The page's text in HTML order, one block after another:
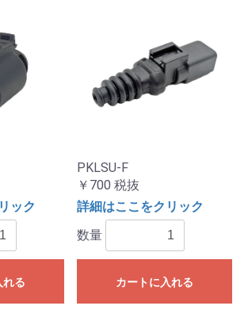
ック
れる
PKLSU-F
￥700 税抜
詳細はここをクリック
数量
カートに入れる